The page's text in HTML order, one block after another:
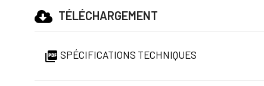
TÉLÉCHARGEMENT
 SPÉCIFICATIONS TECHNIQUES